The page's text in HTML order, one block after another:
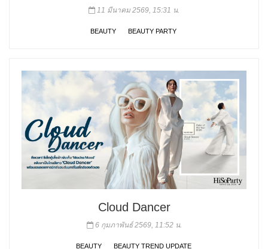
11 มีนาคม 2569, 15:31 น.
BEAUTY BEAUTY PARTY
Cloud Dancer
6 กุมภาพันธ์ 2569, 11:52 น.
BEAUTY BEAUTY TREND UPDATE